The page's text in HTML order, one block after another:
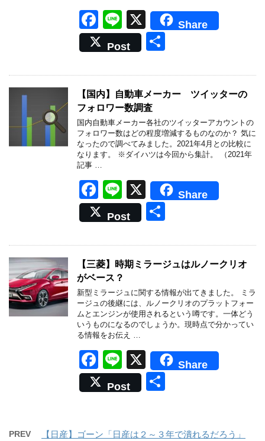
F
a
c
e
b
o
o
k
Li
n
e
X
Share
Post
【国内】自動車メーカー ツイッターの
フォロワー数調査
国内自動車メーカー各社のツイッターアカウントの
フォロワー数はどの程度増減するものなのか？ 気に
なったので調べてみました。2021年4月との比較に
なります。 ※ダイハツは今回から集計。 （2021年
記事 …
F
a
c
e
b
o
o
k
Li
n
e
X
Share
Post
【三菱】時期ミラージュはルノークリオ
がベース？
新型ミラージュに関する情報が出てきました。 ミラ
ージュの後継には、ルノークリオのプラットフォー
ムとエンジンが使用されるという噂です。一体どう
いうものになるのでしょうか。現時点で分かってい
る情報をお伝え …
F
a
c
b
Li
n
e
X
Share
Post
PREV 【日産】ゴーン「日産は２～３年で潰れるだろう」